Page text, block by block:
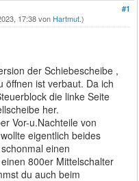
#1
17:38 von Hartmut.)
der Schiebescheibe ,
öffnen ist verbaut. Da ich
die linke Seite
her.
Vor-u.Nachteile von
eigentlich beides
einen
800er Mittelschalter
du auch beim